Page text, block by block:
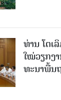
ທ່ານ ໂຕ​ເ
ໃໝ່​ວຽກ​ງ
ທະ​ນາ​ພື້ນ​